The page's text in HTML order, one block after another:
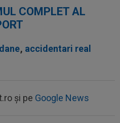
COMPLET AL
, accidentari real
și pe Google News